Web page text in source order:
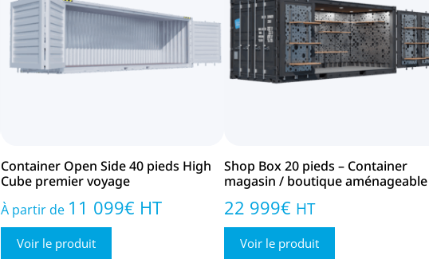
Container Open Side 40 pieds High
Cube premier voyage
À partir de 11 099€ HT
Voir le produit
Shop Box 20 pieds – Container
magasin / boutique aménageable
22 999€ HT
Voir le produit